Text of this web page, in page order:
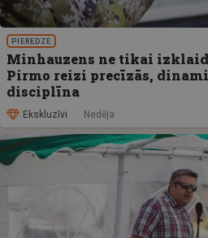
PIEREDZE
Minhauzens ne tikai
Pirmo reizi precīzās,
disciplīna
Ekskluzīvi Nedēļa